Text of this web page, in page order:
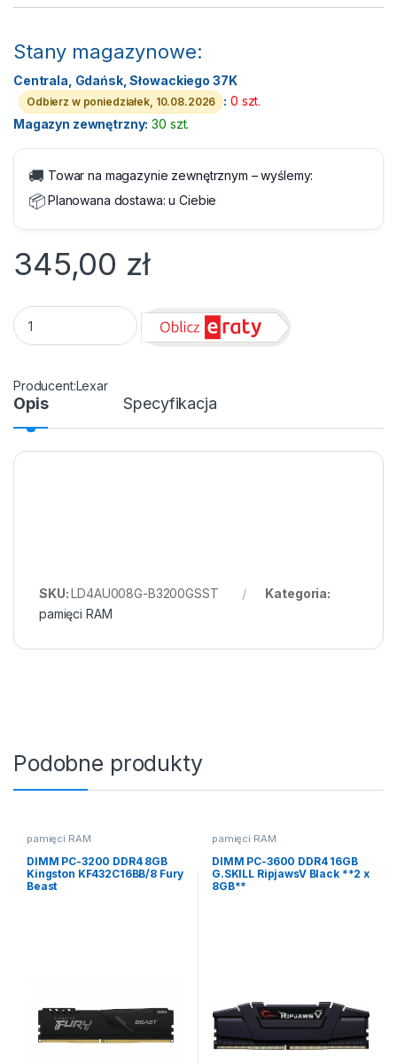
Stany magazynowe:
Centrala, Gdańsk, Słowackiego 37K
Odbierz w poniedziałek, 10.08.2026 : 0 szt.
Magazyn zewnętrzny: 30 szt.
🚚 Towar na magazynie zewnętrznym – wyślemy:
📦Planowana dostawa:u Ciebie
345,00 zł
DIMM PC-3200 DDR4 8GB Lexar quantity
Lexar
Opis Specyfikacja
SKU:LD4AU008G-B3200GSST
Kategoria:
pamięci RAM
Podobne produkty
pamięci RAM
DIMM PC-3200 DDR4 8GB
Kingston KF432C16BB/8 Fury
Beast
pamięci RAM
DIMM PC-3600 DDR4 16GB
G.SKILL RipjawsV Black **2 x
8GB**